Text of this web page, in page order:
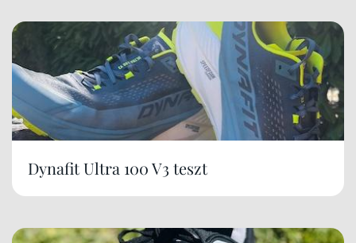
Dynafit Ultra 100 V3 teszt